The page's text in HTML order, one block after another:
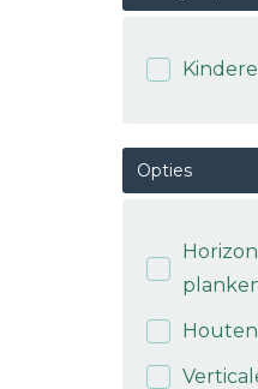
Opties